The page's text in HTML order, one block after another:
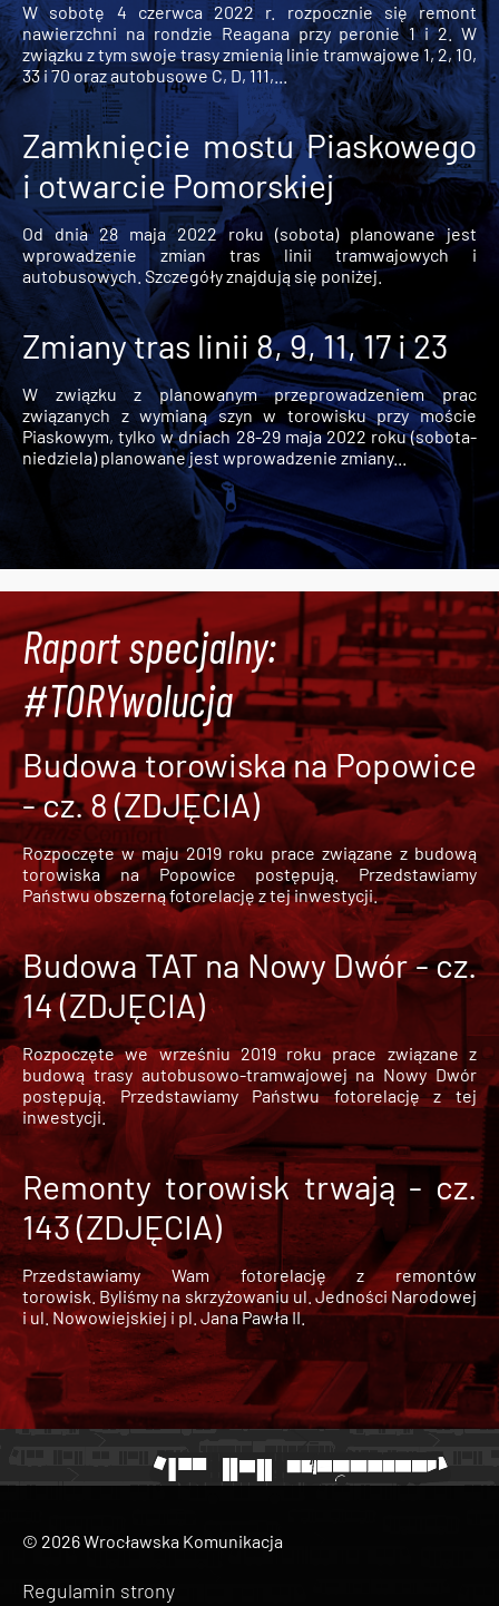
W sobotę 4 czerwca 2022 r. rozpocznie się remont
nawierzchni na rondzie Reagana przy peronie 1 i 2. W
związku z tym swoje trasy zmienią linie tramwajowe 1, 2, 10,
33 i 70 oraz autobusowe C, D, 111,...
Zamknięcie mostu Piaskowego
i otwarcie Pomorskiej
Od dnia 28 maja 2022 roku (sobota) planowane jest
wprowadzenie zmian tras linii tramwajowych i
autobusowych. Szczegóły znajdują się poniżej.
Zmiany tras linii 8, 9, 11, 17 i 23
W związku z planowanym przeprowadzeniem prac
związanych z wymianą szyn w torowisku przy moście
Piaskowym, tylko w dniach 28-29 maja 2022 roku (sobota-
niedziela) planowane jest wprowadzenie zmiany...
Raport specjalny:
#TORYwolucja
Budowa torowiska na Popowice
- cz. 8 (ZDJĘCIA)
Rozpoczęte w maju 2019 roku prace związane z budową
torowiska na Popowice
postępują. Przedstawiamy
Państwu obszerną fotorelację z tej inwestycji.
Budowa TAT na Nowy Dwór - cz.
14 (ZDJĘCIA)
Rozpoczęte we wrześniu 2019 roku prace związane z
budową trasy autobusowo-tramwajowej na Nowy Dwór
postępują. Przedstawiamy Państwu fotorelację z tej
inwestycji.
Remonty torowisk trwają - cz.
143 (ZDJĘCIA)
Przedstawiamy Wam fotorelację z remontów
torowisk. Byliśmy na skrzyżowaniu ul. Jedności Narodowej
i ul. Nowowiejskiej i pl. Jana Pawła II.
© 2026 Wrocławska Komunikacja
Regulamin strony